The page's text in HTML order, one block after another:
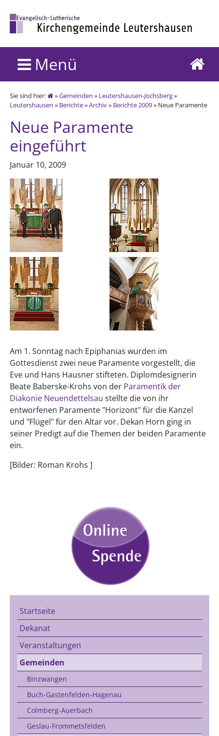
Menü
Sie sind hier: »Gemeinden » Leutershausen-Jochsberg»
Leutershausen » Berichte»Archiv» Berichte 2009» Neue Paramente
Neue Paramente
eingeführt
Januar 10, 2009
Am 1. Sonntag nach Epiphanias wurden im
Gottesdienst zwei neue Paramente vorgestellt, die
Eve und Hans Hausner stifteten. Diplomdesignerin
Beate Baberske-Krohs von der Paramentik der
Diakonie Neuendettelsau stellte die von ihr
entworfenen Paramente "Horizont" für die Kanzel
und "Flügel" für den Altar vor. Dekan Horn ging in
seiner Predigt auf die Themen der beiden Paramente
ein.
[Bilder: Roman Krohs ]
Startseite
Dekanat
Veranstaltungen
Gemeinden
Binzwangen
Buch-Gastenfelden-Hagenau
Colmberg-Auerbach
Geslau-Frommetsfelden